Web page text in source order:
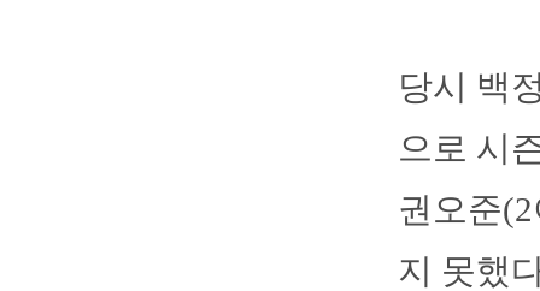
당시 백
으로 시
권오준
지 못했